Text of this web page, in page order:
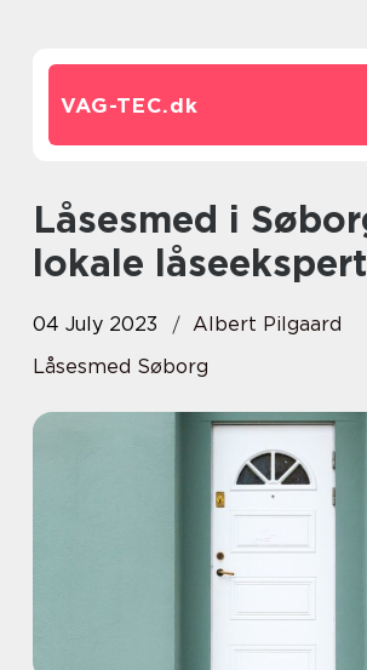
VAG-TEC.dk
Låsesmed i Søborg – din
lokale låseekspert
04 July 2023
Albert Pilgaard
Låsesmed Søborg